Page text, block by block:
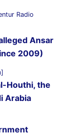
Radio
Ansar
2009)
Houthi, the
Arabia